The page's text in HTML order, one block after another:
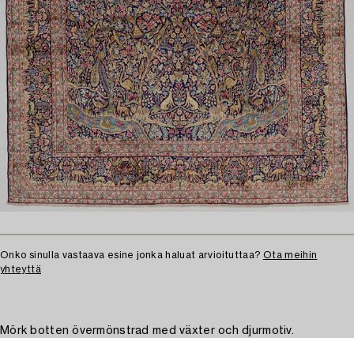
Onko sinulla vastaava esine jonka haluat arvioituttaa? Ota meihin
yhteyttä
Mörk botten övermönstrad med växter och djurmotiv.